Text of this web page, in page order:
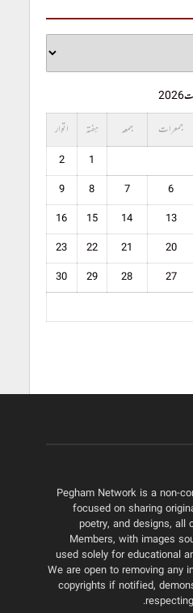
جمعرات جمعہ ہفتہ اتوار
1
2
6
7
8
9
13
14
15
16
20
21
22
23
27
28
29
30
Pegham Network is a non-
focused on sharing
poetry, and designs, all
Members, with images
used solely for educational
We are open to removing any
copyrights if notified,